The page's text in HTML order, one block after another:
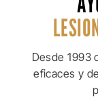
Desde 1993
eficaces y